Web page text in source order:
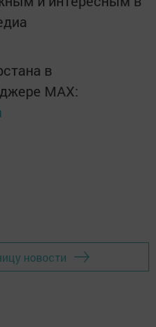
в
MАХ:
новости